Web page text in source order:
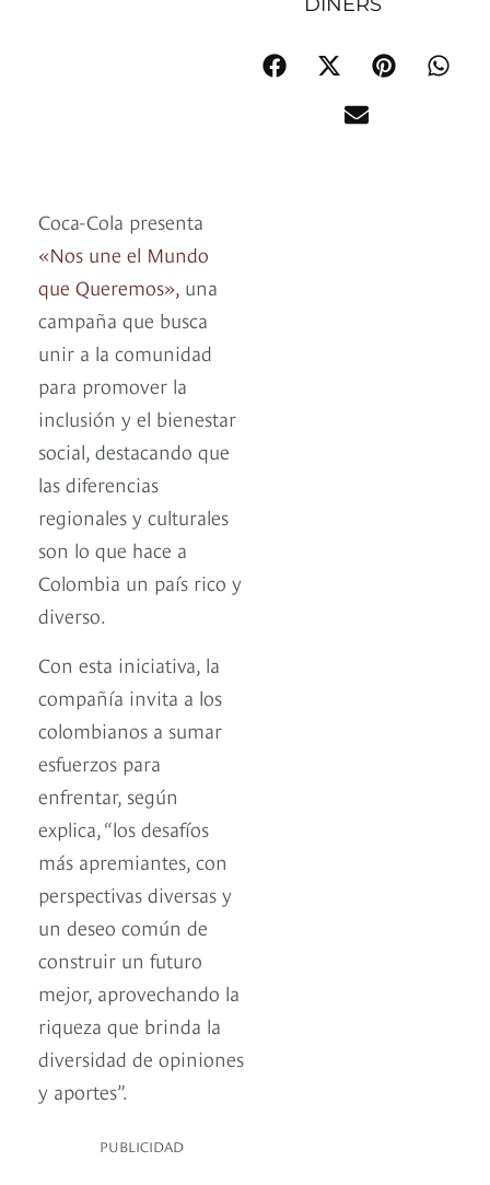
Coca-Cola presenta
«Nos une el Mundo
que Queremos», una
campaña que busca
unir a la comunidad
para promover la
inclusión y el bienestar
social, destacando que
las diferencias
regionales y culturales
son lo que hace a
Colombia un país rico y
diverso.
Con esta iniciativa, la
compañía invita a los
colombianos a sumar
esfuerzos para
enfrentar, según
explica, “los desafíos
más apremiantes, con
perspectivas diversas y
un deseo común de
construir un futuro
mejor, aprovechando la
riqueza que brinda la
diversidad de opiniones
y aportes”.
PUBLICIDAD